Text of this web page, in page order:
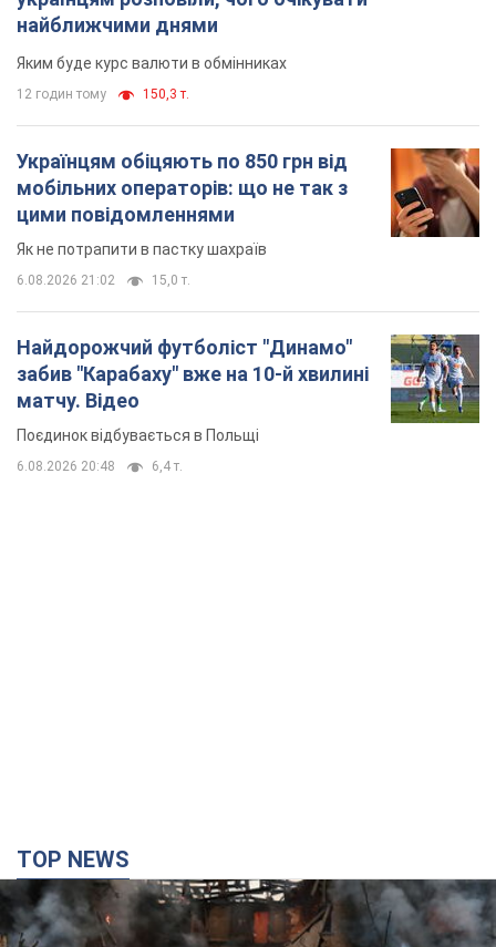
найближчими днями
Яким буде курс валюти в обмінниках
12 годин тому 150,3 т.
Українцям обіцяють по 850 грн від
мобільних операторів: що не так з
цими повідомленнями
Як не потрапити в пастку шахраїв
6.08.2026 21:02 15,0 т.
Найдорожчий футболіст "Динамо"
забив "Карабаху" вже на 10-й хвилині
матчу. Відео
Поєдинок відбувається в Польщі
6.08.2026 20:48 6,4 т.
TOP NEWS